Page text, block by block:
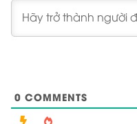
0 COMMENTS